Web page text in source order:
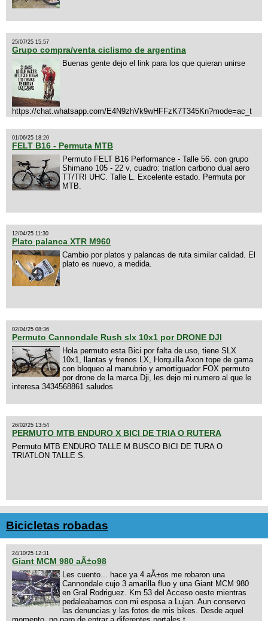
25/07/25 15:57
Grupo compra/venta ciclismo de argentina
Buenas gente dejo el link para los que quieran unirse
https://chat.whatsapp.com/E4N9zhVk9wHFFzK7T345Kn?mode=ac_t
01/06/25 18:20
FELT B16 - Permuta MTB
Permuto FELT B16 Performance - Talle 56. con grupo
Shimano 105 - 22 v, cuadro: triatlon carbono dual aero
TT/TRI UHC. Talle L. Excelente estado. Permuta por
MTB.
12/04/25 11:30
Plato palanca XTR M960
Cambio por platos y palancas de ruta similar calidad. El
plato es nuevo, a medida.
02/04/25 08:36
Permuto Cannondale Rush slx 10x1 por DRONE DJI
Hola permuto esta Bici por falta de uso, tiene SLX
10x1, llantas y frenos LX, Horquilla Axon tope de gama
con bloqueo al manubrio y amortiguador FOX permuto
por drone de la marca Dji, les dejo mi numero al que le
interesa 3434568861 saludos
26/02/25 13:54
PERMUTO MTB ENDURO X BICI DE TRIA O RUTERA
Permuto MTB ENDURO TALLE M BUSCO BICI DE TURA O
TRIATLON TALLE S.
Bicicletas robadas
24/10/25 12:31
Giant MCM 980 aÃ±o98
Les cuento... hace ya 4 aÃ±os me robaron una
Cannondale cujo 3 amarilla fluo y una Giant MCM 980
en Gral Rodriguez. Km 53 del Acceso oeste mientras
pedaleabamos con mi esposa a Lujan. Aun conservo
las denuncias y las fotos de mis bikes. Desde aquel